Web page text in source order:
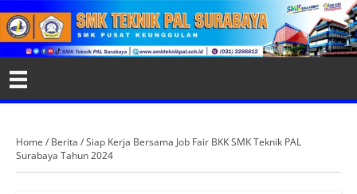
Home / Berita /Siap Kerja Bersama Job Fair BKK SMK Teknik PAL
Surabaya Tahun 2024